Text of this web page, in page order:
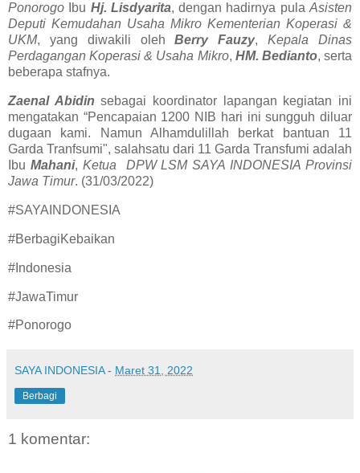
Ponorogo
Ibu Hj. Lisdyarita, dengan hadirnya pulaAsisten
Deputi Kemudahan Usaha Mikro Kementerian Koperasi &
UKM, yang diwakili olehBerry Fauzy,Kepala Dinas
Perdagangan Koperasi & Usaha Mikro, HM. Bedianto, serta
beberapa stafnya.
Zaenal Abidin sebagai koordinator lapangan kegiatan ini
mengatakan “Pencapaian 1200 NIB hari ini sungguh diluar
dugaan kami. Namun Alhamdulillah berkat bantuan 11
Garda Tranfsumi", salahsatu dari 11 Garda Transfumi adalah
Ibu Mahani, Ketua DPW LSM SAYA INDONESIA Provinsi
Jawa Timur. (31/03/2022)
#SAYAINDONESIA
#BerbagiKebaikan
#Indonesia
#JawaTimur
#Ponorogo
SAYA INDONESIA - Maret 31, 2022
Berbagi
1 komentar: